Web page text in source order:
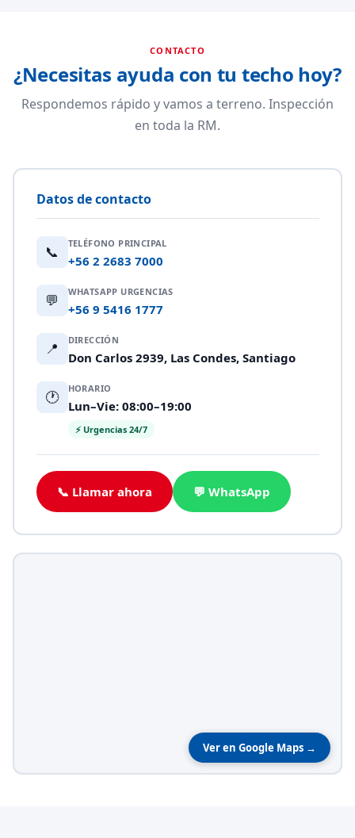
CONTACTO
¿Necesitas ayuda con tu techo hoy?
Respondemos rápido y vamos a terreno. Inspección
en toda la RM.
Datos de contacto
📞 TELÉFONO PRINCIPAL
+56 2 2683 7000
💬 WHATSAPP URGENCIAS
+56 9 5416 1777
📍 DIRECCIÓN
Don Carlos 2939, Las Condes, Santiago
🕐 HORARIO
Lun–Vie: 08:00–19:00
⚡ Urgencias 24/7
📞 Llamar ahora 💬 WhatsApp
Ver en Google Maps →